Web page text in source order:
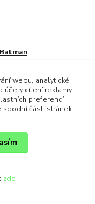
webu, analytické
účely cílení reklamy
preferencí
části stránek.
zde.